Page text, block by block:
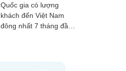
Quốc gia có lượng
khách đến Việt Nam
đông nhất 7 tháng đầu